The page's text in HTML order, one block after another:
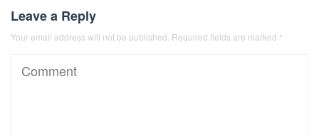
Leave a Reply
Your email address will not be published. Required fields are marked *